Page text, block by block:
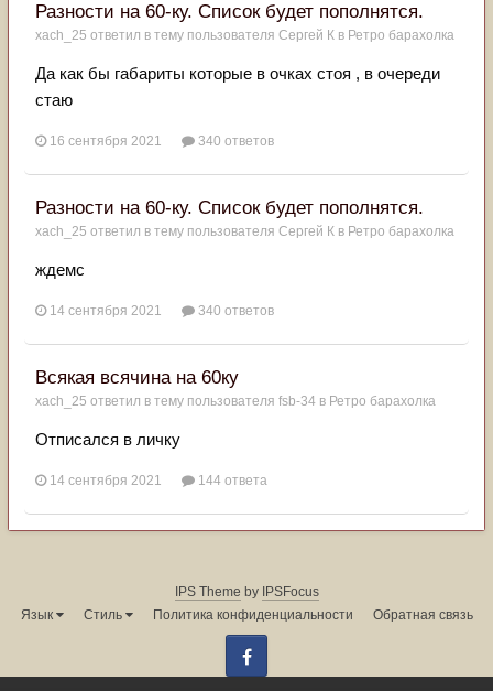
Разности на 60-ку. Список будет пополнятся.
xach_25 ответил в тему пользователя Сергей К в Ретро барахолка
Да как бы габариты которые в очках стоя , в очереди
стаю
16 сентября 2021 340 ответов
Разности на 60-ку. Список будет пополнятся.
xach_25 ответил в тему пользователя Сергей К в Ретро барахолка
ждемс
14 сентября 2021 340 ответов
Всякая всячина на 60ку
xach_25 ответил в тему пользователя fsb-34 в Ретро барахолка
Отписался в личку
14 сентября 2021 144 ответа
IPS Theme by IPSFocus
Язык
Стиль Политика конфиденциальности Обратная связь